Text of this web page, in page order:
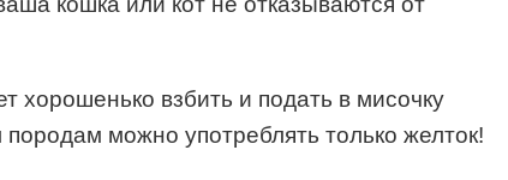
хорошенько взбить и подать в мисочку
можно употреблять только желток!